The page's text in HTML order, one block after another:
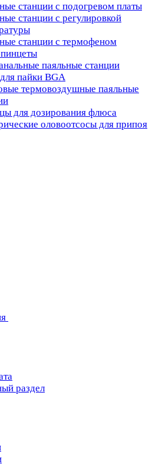
станции с подогревом платы
станции с регулировкой
станции с термофеном
паяльные станции
пайки BGA
термовоздушные паяльные
для дозирования флюса
оловоотсосы для припоя
раздел